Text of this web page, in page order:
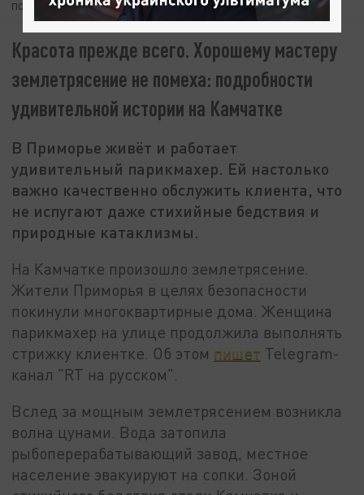
ПОДПИШИТЕСЬ:
Красота прежде всего. Хорошему мастеру
землетрясение не помеха: подробности
удивительной истории на Камчатке
В Приморье живёт и работает
удивительный парикмахер. Ей настолько
важно качественно обслужить клиента, что
не испугают даже стихийные бедствия и
природные катаклизмы.
На Камчатке произошло землетрясение.
Жители Приморья в целях безопасности
покинули многоквартирные дома. Женщина
парикмахер на улице продолжила выполнять
стрижку клиентке. Об этом пишет Telegram-
канал "RT на русском".
Вслед за мощным землетрясением возникла
волна цунами. Вода затопила
рыбоперерабатывающий завод, местное
население эвакуируют на сопки. Зоной